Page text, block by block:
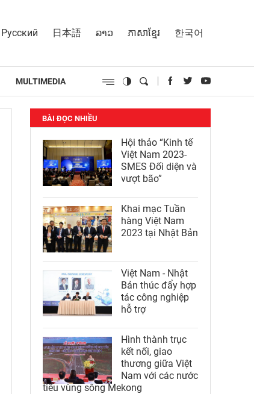
Русский 日本語 ລາວ ភាសាខ្មែរ 한국어
MULTIMEDIA
BÀI ĐỌC NHIỀU
Hội thảo “Kinh tế
Việt Nam 2023-
SMES Đối diện và
vượt bão”
Khai mạc Tuần
hàng Việt Nam
2023 tại Nhật Bản
Việt Nam - Nhật
Bản thúc đẩy hợp
tác công nghiệp
hỗ trợ
Hình thành trục
kết nối, giao
thương giữa Việt
Nam với các nước
tiểu vùng sông Mekong